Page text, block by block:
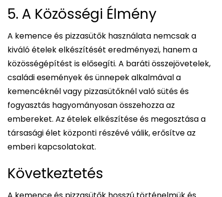
5. A Közösségi Élmény
A kemence és pizzasütők használata nemcsak a
kiváló ételek elkészítését eredményezi, hanem a
közösségépítést is elősegíti. A baráti összejövetelek,
családi események és ünnepek alkalmával a
kemencéknél vagy pizzasütőknél való sütés és
fogyasztás hagyományosan összehozza az
embereket. Az ételek elkészítése és megosztása a
társasági élet központi részévé válik, erősítve az
emberi kapcsolatokat.
Következtetés